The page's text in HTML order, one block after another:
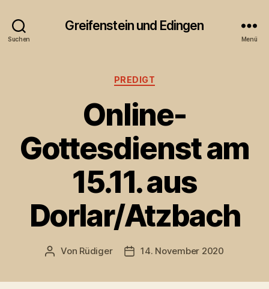
Suchen
Greifenstein und Edingen
Menü
Kategorien
PREDIGT
Online-
Gottesdienst am
15.11. aus
Dorlar/Atzbach
Beitragsautor
Von Rüdiger Veröffentlichungsdatum
14. November 2020